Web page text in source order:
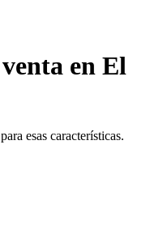
venta en El
esas características.